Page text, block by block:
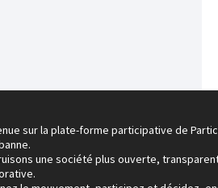
sur la plate-forme participative de
une société plus ouverte,